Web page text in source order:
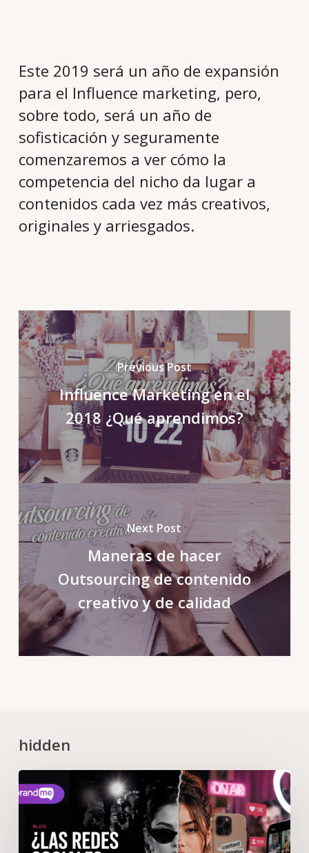
Este 2019 será un año de expansión
para el Influence marketing, pero,
sobre todo, será un año de
sofisticación y seguramente
comenzaremos a ver cómo la
competencia del nicho da lugar a
contenidos cada vez más creativos,
originales y arriesgados.
Previous Post
Influence Marketing en el
2018 ¿Qué aprendimos?
Next Post
Maneras de hacer
Outsourcing de contenido
creativo y de calidad
hidden